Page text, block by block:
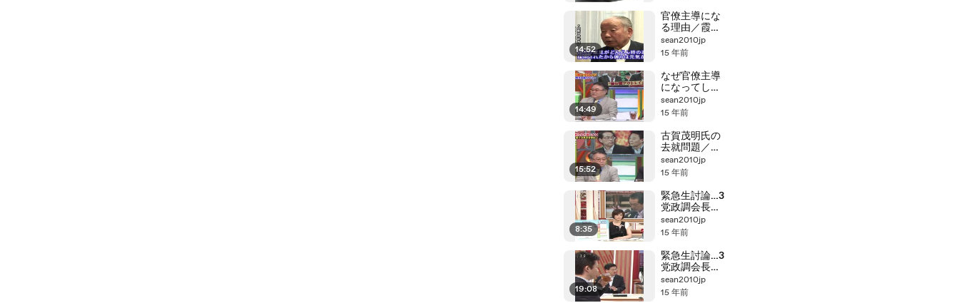
14:52
官僚主導にな
る理由／霞ヶ
関アウトレイ
ジ
sean2010jp
15 年前
14:49
なぜ官僚主導
になってしま
うの
か・・・？
sean2010jp
15 年前
15:52
古賀茂明氏の
去就問題／官
僚たちの夏
2011
sean2010jp
15 年前
8:35
緊急生討論…3
党政調会長玄
葉VS石破VS
石井 7/31(4/4)
sean2010jp
15 年前
19:08
緊急生討論…3
党政調会長玄
葉VS石破VS
石井 7/31(1/4)
sean2010jp
15 年前